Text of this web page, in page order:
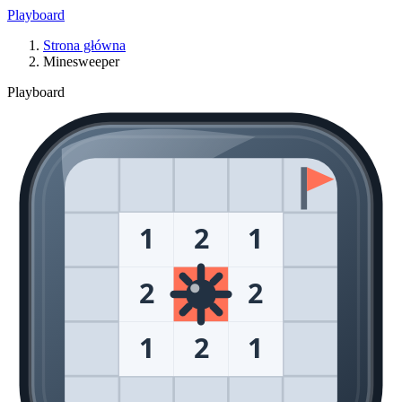
Playboard
Strona główna
Minesweeper
Playboard
1 2
1
2
2
1
2 1